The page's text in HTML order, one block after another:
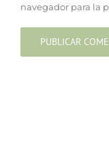
navegador para la